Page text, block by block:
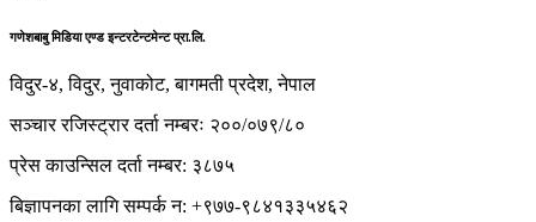
गणेशबाबु मिडिया एण्ड इन्टरटेन्टमेन्ट प्रा.लि.
विदुर-४, विदुर, नुवाकोट, बागमती प्रदेश, नेपाल
सञ्चार रजिस्ट्रार दर्ता नम्बरः २००/०७९/८०
प्रेस काउन्सिल दर्ता नम्बर: ३८७५
बिज्ञापनका लागि सम्पर्क न: +९७७-९८४१३३५४६२